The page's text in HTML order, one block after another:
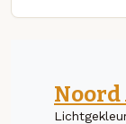
Noord